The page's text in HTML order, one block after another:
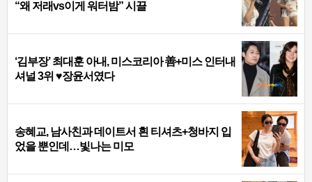
“왜 저래vs이게 워터밤” 시끌
‘김부장’ 최대훈 아내, 미스코리아 善+미스 인터내
셔널 3위 ♥장윤서였다
송혜교, 남사친과 데이트서 흰 티셔츠+청바지 입
었을 뿐인데…빛나는 미모